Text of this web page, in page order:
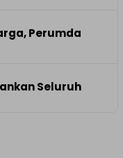
Perumda
Seluruh